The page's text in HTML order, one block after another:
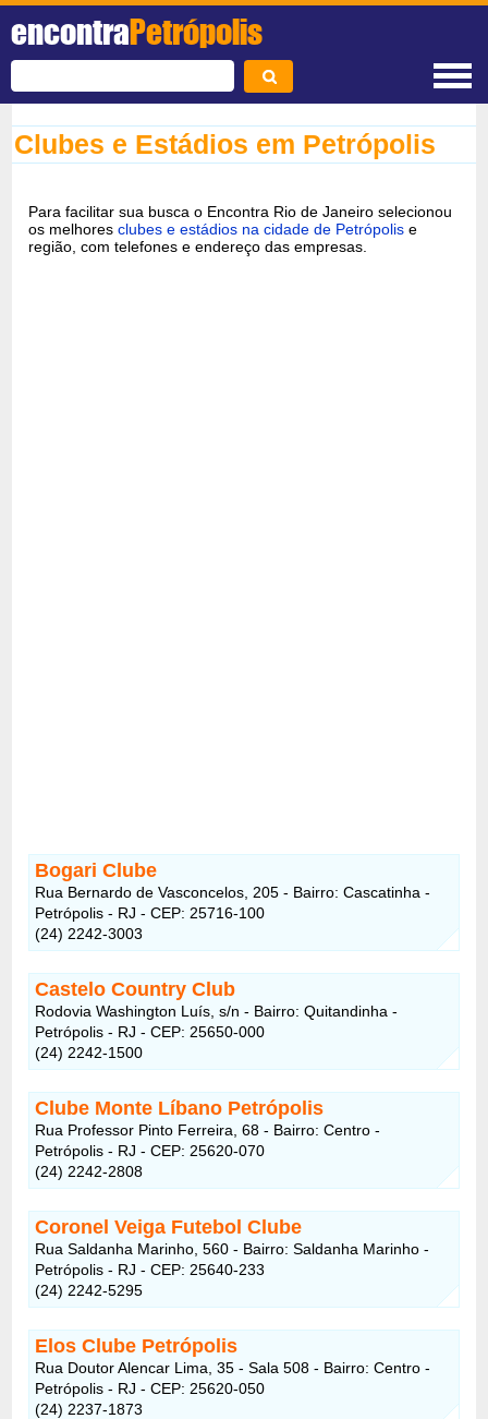
encontraPetrópolis
Clubes e Estádios em Petrópolis
Para facilitar sua busca o Encontra Rio de Janeiro selecionou
os melhoresclubes e estádios na cidade de Petrópolis e
região, com telefones e endereço das empresas.
Bogari Clube
Rua Bernardo de Vasconcelos, 205 - Bairro: Cascatinha -
Petrópolis - RJ - CEP: 25716-100
(24) 2242-3003
Castelo Country Club
Rodovia Washington Luís, s/n - Bairro: Quitandinha -
Petrópolis - RJ - CEP: 25650-000
(24) 2242-1500
Clube Monte Líbano Petrópolis
Rua Professor Pinto Ferreira, 68 - Bairro: Centro -
Petrópolis - RJ - CEP: 25620-070
(24) 2242-2808
Coronel Veiga Futebol Clube
Rua Saldanha Marinho, 560 - Bairro: Saldanha Marinho -
Petrópolis - RJ - CEP: 25640-233
(24) 2242-5295
Elos Clube Petrópolis
Rua Doutor Alencar Lima, 35 - Sala 508 - Bairro: Centro -
Petrópolis - RJ - CEP: 25620-050
(24) 2237-1873